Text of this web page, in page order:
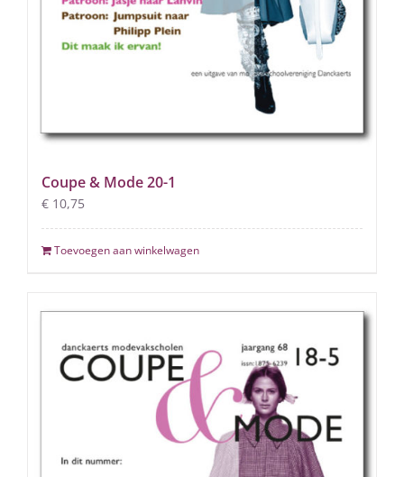
Coupe & Mode 20-1
€ 10,75
Toevoegen aan winkelwagen